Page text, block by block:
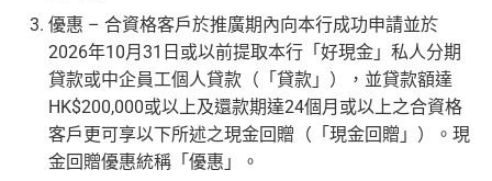
優惠 – 合資格客戶於推廣期內向本行成功申請並於
2026年10月31日或以前提取本行「好現金」私人分期
貸款或中企員工個人貸款（「貸款」），並貸款額達
HK$200,000或以上及還款期達24個月或以上之合資格
客戶更可享以下所述之現金回贈（「現金回贈」）。現
金回贈優惠統稱「優惠」。